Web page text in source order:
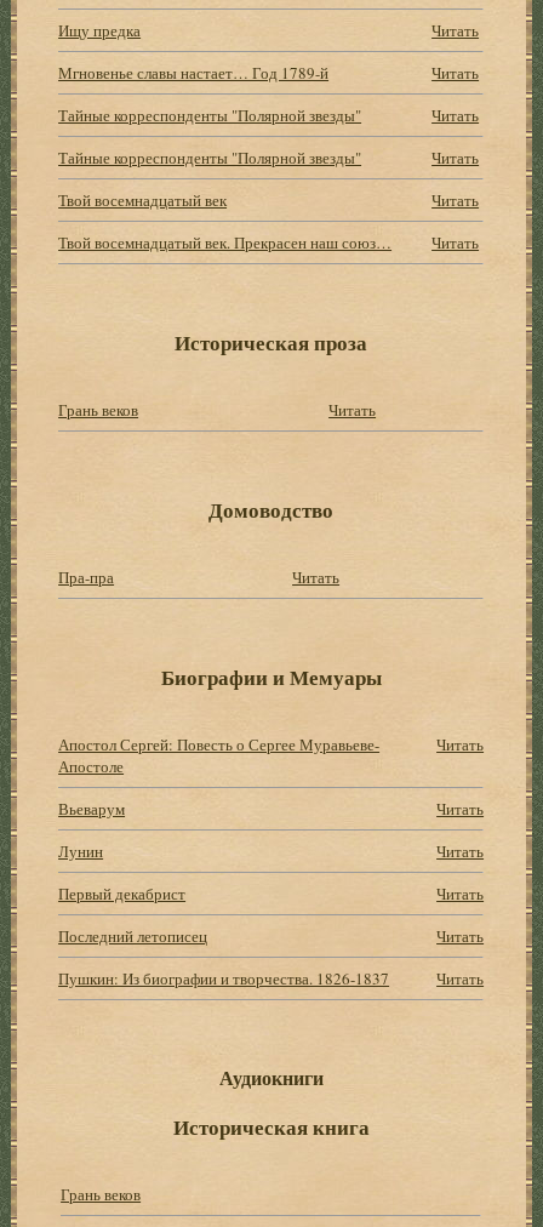
Ищу предка
Читать
Мгновенье славы настает… Год 1789-й
Читать
Тайные корреспонденты "Полярной звезды"
Читать
Тайные корреспонденты "Полярной звезды"
Читать
Твой восемнадцатый век
Читать
Твой восемнадцатый век. Прекрасен наш союз…
Читать
Историческая проза
Грань веков Читать
Домоводство
Пра-пра Читать
Биографии и Мемуары
Апостол Сергей: Повесть о Сергее Муравьеве-
Апостоле
Читать
Вьеварум
Читать
Лунин
Читать
Первый декабрист
Читать
Последний летописец
Читать
Пушкин: Из биографии и творчества. 1826-1837
Читать
Аудиокниги
Историческая книга
Грань веков